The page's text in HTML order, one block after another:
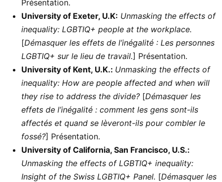
Présentation.
University of Exeter, U.K: Unmasking the effects of
inequality: LGBTIQ+ people at the workplace.
[Démasquer les effets de l’inégalité : Les personnes
LGBTIQ+ sur le lieu de travail.] Présentation.
University of Kent, U.K.: Unmasking the effects of
inequality: How are people affected and when will
they rise to address the divide? [Démasquer les
effets de l’inégalité : comment les gens sont-ils
affectés et quand se lèveront-ils pour combler le
fossé?] Présentation.
University of California, San Francisco, U.S.:
Unmasking the effects of LGBTIQ+ inequality:
Insight of the Swiss LGBTIQ+ Panel. [Démasquer les